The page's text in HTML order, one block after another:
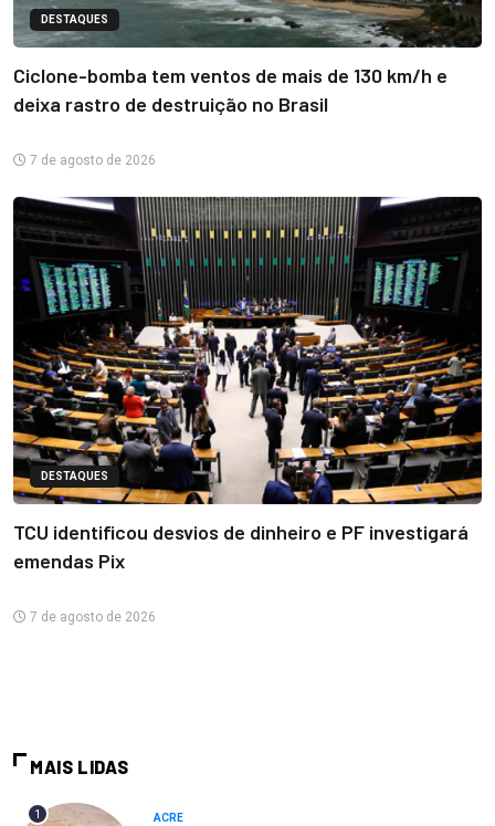
DESTAQUES
Ciclone-bomba tem ventos de mais de 130 km/h e
deixa rastro de destruição no Brasil
7 de agosto de 2026
DESTAQUES
TCU identificou desvios de dinheiro e PF investigará
emendas Pix
7 de agosto de 2026
MAIS LIDAS
1 ACRE